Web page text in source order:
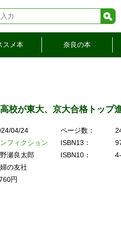
スメ本 奈良の本
校が東大、京大合格トッ
04/24
ンフィクション
瀬良太郎
の友社
円
ページ数：
ISBN13：
ISBN10：